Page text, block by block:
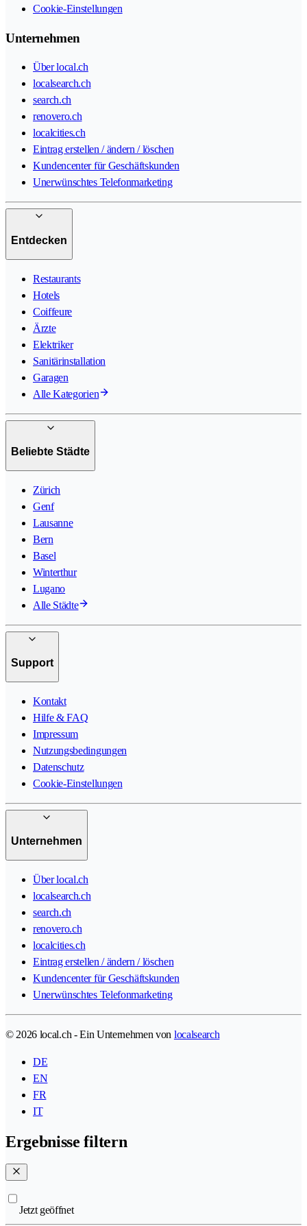
Cookie-Einstellungen
Unternehmen
Über local.ch
localsearch.ch
search.ch
renovero.ch
localcities.ch
Eintrag erstellen / ändern / löschen
Kundencenter für Geschäftskunden
Unerwünschtes Telefonmarketing
Entdecken
Restaurants
Hotels
Coiffeure
Ärzte
Elektriker
Sanitärinstallation
Garagen
Alle Kategorien
Beliebte Städte
Zürich
Genf
Lausanne
Bern
Basel
Winterthur
Lugano
Alle Städte
Support
Kontakt
Hilfe & FAQ
Impressum
Nutzungsbedingungen
Datenschutz
Cookie-Einstellungen
Unternehmen
Über local.ch
localsearch.ch
search.ch
renovero.ch
localcities.ch
Eintrag erstellen / ändern / löschen
Kundencenter für Geschäftskunden
Unerwünschtes Telefonmarketing
© 2026 local.ch - Ein Unternehmen von localsearch
DE
EN
FR
IT
Ergebnisse filtern
Jetzt geöffnet